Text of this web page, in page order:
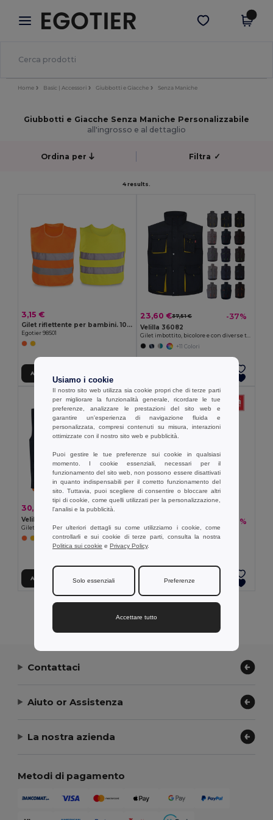
× App Egotier
Prezzi migliori sull'app!
Scarica app
Home Basic | Accessori Giubbotti e Giacche Senza Maniche
Giubbotti e Giacche Senza Maniche Personalizzabile
all'ingrosso e al dettaglio
Ordina per Filtra ✓
4 results.
3,15 €
Gilet riflettente per bambini. 100% poliestere
Egotier 98501
Aggiungi al carrello
23,60 €37,51 € -37%
Velilla 36082
Gilet imbottito, bicolore e con diverse tasche (120g/m²), in poliestere (100%)
+11 Colori
30,85 € 54,91 € -44%
Velilla 36048
Gilet imbottito (220g/m²), reversibile e con diverse tasche, in poliestere (100%), con chiusura a zip e tirante reversibile
Aggiungi al carrello
-30%
TH Clothes 30271
Gilet multi tasche
Aggiungi al carrello
Contattaci
Aiuto or Assistenza
La nostra azienda
Metodi di pagamento
Usiamo i cookie
Il nostro sito web utilizza sia cookie propri che di terze parti
per migliorare la funzionalità generale, ricordare le tue
preferenze, analizzare le prestazioni del sito web e
garantire un'esperienza di navigazione fluida e
personalizzata, compresi contenuti su misura, interazioni
ottimizzate con il nostro sito web e pubblicità.
Puoi gestire le tue preferenze sui cookie in qualsiasi
momento. I cookie essenziali, necessari per il
funzionamento del sito web, non possono essere disattivati
in quanto indispensabili per il corretto funzionamento del
sito. Tuttavia, puoi scegliere di consentire o bloccare altri
tipi di cookie, come quelli utilizzati per la personalizzazione,
l'analisi e la pubblicità.
Per ulteriori dettagli su come utilizziamo i cookie, come
controllarli e sui cookie di terze parti, consulta la nostra
Politica sui cookie e Privacy Policy.
Solo essenziali Preferenze
Accettare tutto